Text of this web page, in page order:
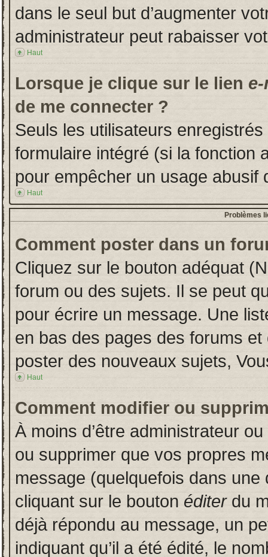
dans le seul but d’augmenter
administrateur peut rabaisser
Haut
Lorsque je clique sur le lien
de me connecter ?
Seuls les utilisateurs
formulaire intégré (si la fonction
pour empêcher un usage abusif
Haut
Problèmes
Comment poster dans un
Cliquez sur le bouton adéquat
forum ou des sujets. Il se peut
pour écrire un message. Une
en bas des pages des forums
poster des nouveaux sujets,
Haut
Comment modifier ou
À moins d’être administrateur
ou supprimer que vos propres
message (quelquefois dans
cliquant sur le bouton éditerdu
déjà répondu au message, un
indiquant qu’il a été édité, le